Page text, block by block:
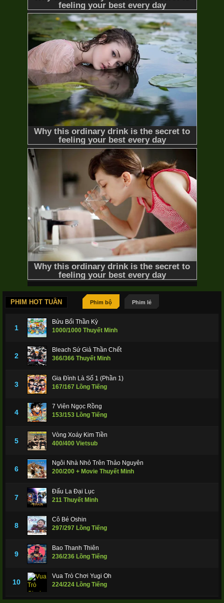
PHIM HOT TUẦN Phim bộ Phim lẻ
1
Bửu Bối Thần Kỳ
1000/1000 Thuyết Minh
2
Bleach Sứ Giả Thần Chết
366/366 Thuyết Minh
3
Gia Đình Là Số 1 (Phần 1)
167/167 Lồng Tiếng
4
7 Viên Ngọc Rồng
153/153 Lồng Tiếng
5
Vòng Xoáy Kim Tiền
400/400 Vietsub
6
Ngôi Nhà Nhỏ Trên Thảo Nguyên
200/200 + Movie Thuyết Minh
7
Đấu La Đại Lục
211 Thuyết Minh
8
Cô Bé Oshin
297/297 Lồng Tiếng
9
Bao Thanh Thiên
236/236 Lồng Tiếng
10
Vua Trò Chơi Yugi Oh
224/224 Lồng Tiếng